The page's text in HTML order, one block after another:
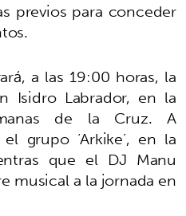
previos para conceder
a las 19:00 horas, la
Isidro Labrador, en la
de la Cruz. A
grupo ‘Arkike’, en la
que el DJ Manu
musical a la jornada en